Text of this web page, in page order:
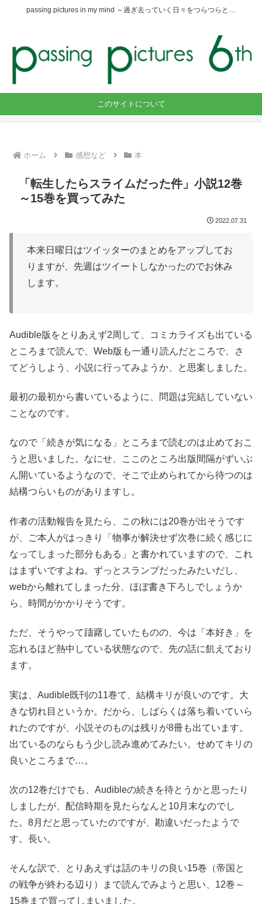
passing pictures in my mind ～過ぎ去っていく日々をつらつらと…
このサイトについて
ホーム 感想など 本
「転生したらスライムだった件」小説12巻
～15巻を買ってみた
2022.07.31
本来日曜日はツイッターのまとめをアップしてお
りますが、先週はツイートしなかったのでお休み
します。
Audible版をとりあえず2周して、コミカライズも出ている
ところまで読んで、Web版も一通り読んだところで、さ
てどうしよう、小説に行ってみようか、と思案しました。
最初の最初から書いているように、問題は完結していない
ことなのです。
なので「続きが気になる」ところまで読むのは止めておこ
うと思いました。なにせ、ここのところ出版間隔がずいぶ
ん開いているようなので、そこで止められてから待つのは
結構つらいものがありますし。
作者の活動報告を見たら、この秋には20巻が出そうです
が、ご本人がはっきり「物事が解決せず次巻に続く感じに
なってしまった部分もある」と書かれていますので、これ
はまずいですよね。ずっとスランプだったみたいだし、
webから離れてしまった分、ほぼ書き下ろしでしょうか
ら、時間がかかりそうです。
ただ、そうやって躊躇していたものの、今は「本好き」を
忘れるほど熱中している状態なので、先の話に飢えており
ます。
実は、Audible既刊の11巻て、結構キリが良いのです。大
きな切れ目というか。だから、しばらくは落ち着いていら
れたのですが、小説そのものは残りが8冊も出ています。
出ているのならもう少し読み進めてみたい。せめてキリの
良いところまで…。
次の12巻だけでも、Audibleの続きを待とうかと思ったり
しましたが、配信時期を見たらなんと10月末なのでし
た。8月だと思っていたのですが、勘違いだったようで
す。長い。
そんな訳で、とりあえずは話のキリの良い15巻（帝国と
の戦争が終わる辺り）まで読んでみようと思い、12巻～
15巻まで買ってしまいました。